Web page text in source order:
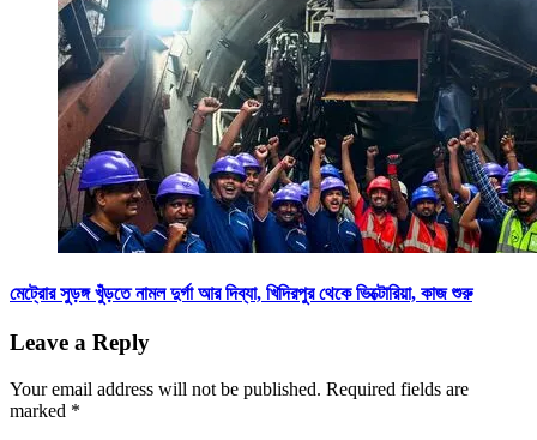
মেট্রোর সুড়ঙ্গ খুঁড়তে নামল দুর্গা আর দিব্যা, খিদিরপুর থেকে ভিক্টোরিয়া, কাজ শুরু
Leave a Reply
Your email address will not be published. Required fields are
marked *